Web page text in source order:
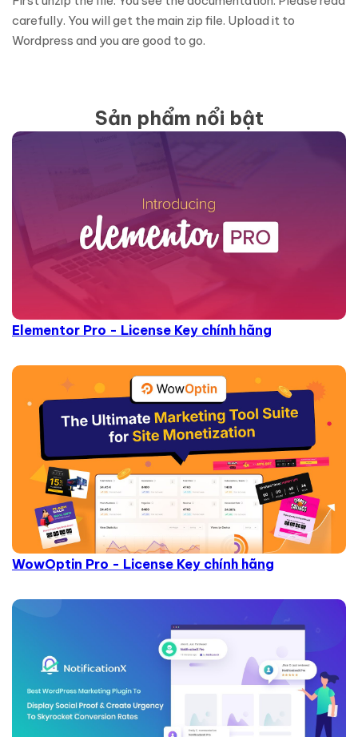
carefully. You will get the main zip file. Upload it to
Wordpress and you are good to go.
Sản phẩm nổi bật
Elementor Pro - License Key chính hãng
WowOptin Pro - License Key chính hãng